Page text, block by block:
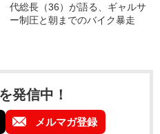
代総長（36）が語る、ギャルサ
ー制圧と朝までのバイク暴走
発信中！
メルマガ登録